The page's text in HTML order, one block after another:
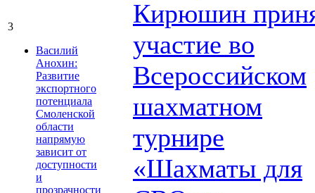
3
Василий
Анохин:
Развитие
экспортного
потенциала
Смоленской
области
напрямую
зависит от
доступности
и
прозрачности
Кирюшин
участие во
Всероссийском
шахматном
турнире
«Шахматы для